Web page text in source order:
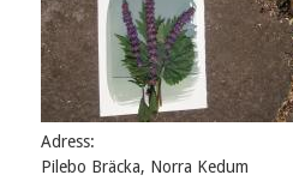
Adress:
Pilebo Bräcka, Norra Kedum